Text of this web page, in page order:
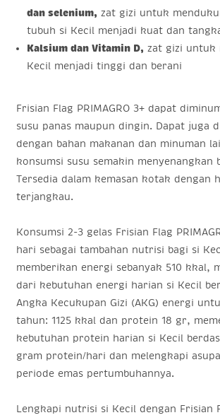
dan selenium, zat gizi untuk
tubuh si Kecil menjadi kuat dan
Kalsium dan Vitamin D, zat gizi untuk
Kecil menjadi tinggi dan berani
Frisian Flag PRIMAGRO 3+ dapat
susu panas maupun dingin. Dapat juga
dengan bahan makanan dan minuman
konsumsi susu semakin menyenangkan
Tersedia dalam kemasan kotak dengan
terjangkau.
Konsumsi 2-3 gelas Frisian Flag
hari sebagai tambahan nutrisi bagi si
memberikan energi sebanyak 510 kkal,
dari kebutuhan energi harian si Kecil
Angka Kecukupan Gizi (AKG) energi
tahun: 1125 kkal dan protein 18 gr,
kebutuhan protein harian si Kecil
gram protein/hari dan melengkapi
periode emas pertumbuhannya.
Lengkapi nutrisi si Kecil dengan Frisian